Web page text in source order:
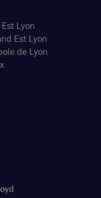
Lyon
Est Lyon
de Lyon